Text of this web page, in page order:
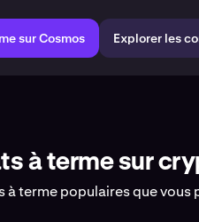
sur Cosmos Explorer les
à terme sur
terme populaires que vous